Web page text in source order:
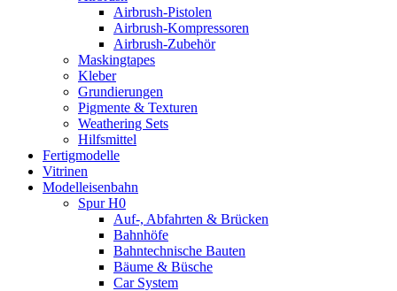
Airbrush-Pistolen
Airbrush-Kompressoren
Airbrush-Zubehör
Maskingtapes
Kleber
Grundierungen
Pigmente & Texturen
Weathering Sets
Hilfsmittel
Fertigmodelle
Vitrinen
Modelleisenbahn
Spur H0
Auf-, Abfahrten & Brücken
Bahnhöfe
Bahntechnische Bauten
Bäume & Büsche
Car System